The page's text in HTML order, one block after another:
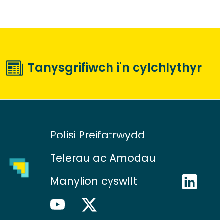
Tanysgrifiwch i'n cylchlythyr
Polisi Preifatrwydd
Telerau ac Amodau
Manylion cyswllt